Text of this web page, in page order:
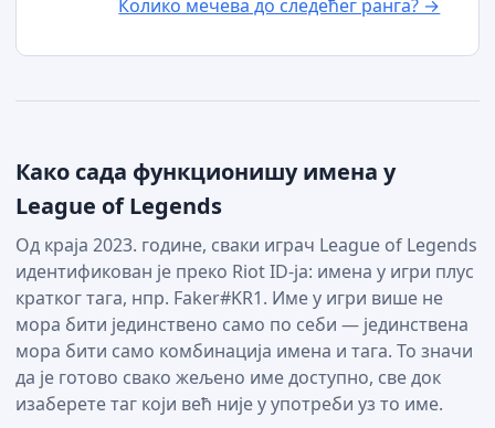
Колико мечева до следећег ранга? →
Како сада функционишу имена у
League of Legends
Од краја 2023. године, сваки играч League of Legends
идентификован је преко Riot ID-ја: имена у игри плус
кратког тага, нпр. Faker#KR1. Име у игри више не
мора бити јединствено само по себи — јединствена
мора бити само комбинација имена и тага. То значи
да је готово свако жељено име доступно, све док
изаберете таг који већ није у употреби уз то име.